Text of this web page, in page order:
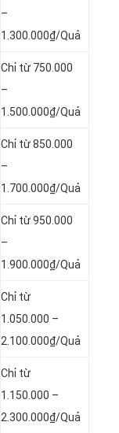
–
1.300.000₫/Quả
Chỉ từ 750.000
–
1.500.000₫/Quả
Chỉ từ 850.000
–
1.700.000₫/Quả
Chỉ từ 950.000
–
1.900.000₫/Quả
Chỉ từ
1.050.000 –
2.100.000₫/Quả
Chỉ từ
1.150.000 –
2.300.000₫/Quả